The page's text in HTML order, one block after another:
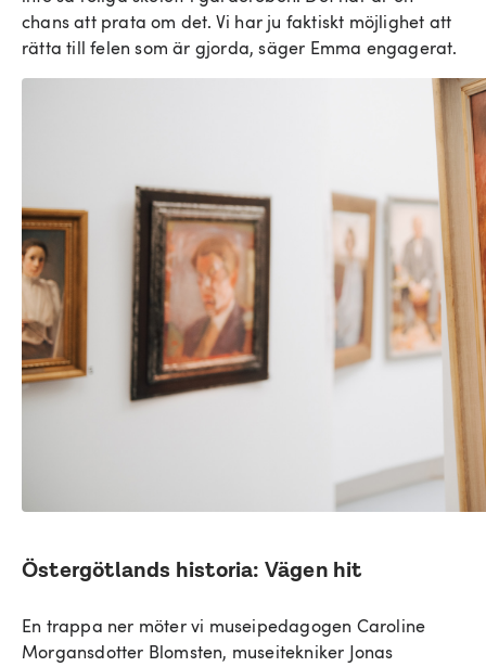
chans att prata om det. Vi har ju faktiskt möjlighet att
rätta till felen som är gjorda, säger Emma engagerat.
Östergötlands historia: Vägen hit
En trappa ner möter vi museipedagogen Caroline
Morgansdotter Blomsten, museitekniker Jonas